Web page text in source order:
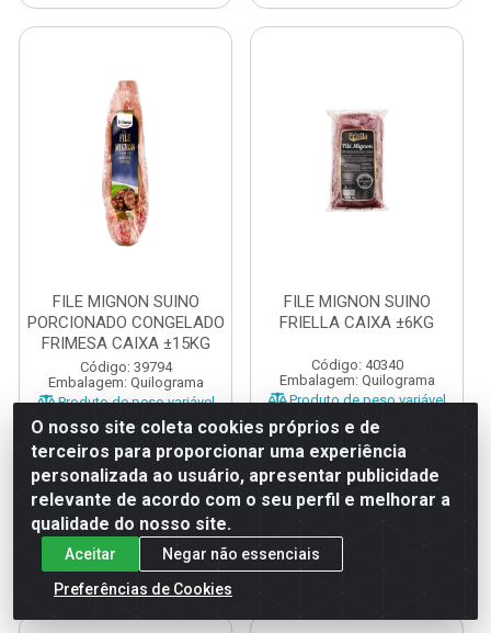
FILE MIGNON SUINO
PORCIONADO CONGELADO
FRIMESA CAIXA ±15KG
Código: 39794
Embalagem: Quilograma
Produto de peso variável
FAÇA SEU
FILE MIGNON SUINO
FRIELLA CAIXA ±6KG
Código: 40340
Embalagem: Quilograma
Produto de peso variável
LOGIN
O nosso site coleta cookies próprios e de
terceiros para proporcionar uma experiência
personalizada ao usuário, apresentar publicidade
relevante de acordo com o seu perfil e melhorar a
qualidade do nosso site.
Aceitar
Negar não essenciais
Preferências de Cookies